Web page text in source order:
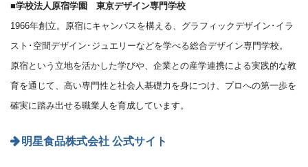
■学校法人原宿学園 東京デザイン専門学校
1966年創立。原宿にキャンパスを構える、グラフィックデザイン･イラ
スト･空間デザイン･ジュエリーなどを学べる総合デザイン専門学校。
原宿という立地を活かした学びや、企業との産学連携による実践的な教
育を通じて、高い専門性と社会人基礎力を身につけ、プロへの第一歩を
確実に踏み出せる職業人を育成しています。
明星食品株式会社 公式サイト